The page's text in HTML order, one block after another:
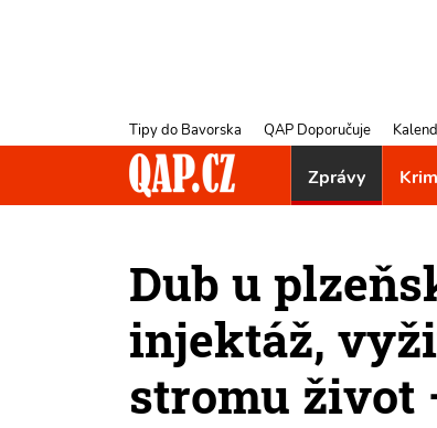
Tipy do Bavorska QAP Doporučuje
Zprávy
Dub u
injektáž,
stromu život